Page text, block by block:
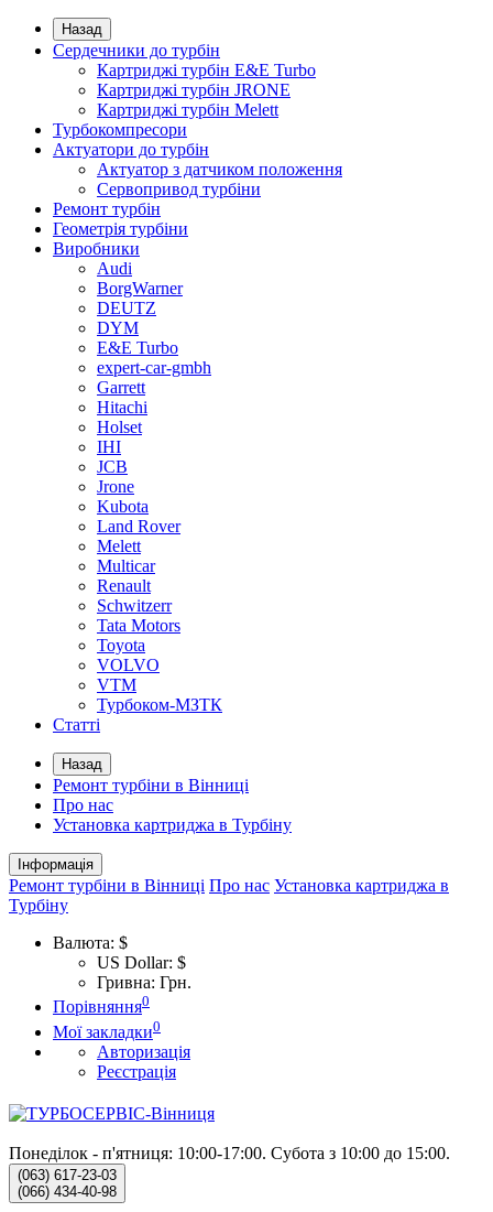
Назад
Сердечники до турбін
Картриджі турбін E&E Turbo
Картриджі турбін JRONE
Картриджі турбін Melett
Турбокомпресори
Актуатори до турбін
Актуатор з датчиком положення
Сервопривод турбіни
Ремонт турбін
Геометрія турбіни
Виробники
Audi
BorgWarner
DEUTZ
DYM
E&E Turbo
expert-car-gmbh
Garrett
Hitachi
Holset
IHI
JCB
Jrone
Kubota
Land Rover
Melett
Multicar
Renault
Schwitzerr
Tata Motors
Toyota
VOLVO
VTM
Турбоком-МЗТК
Статті
Назад
Ремонт турбіни в Вінниці
Про нас
Установка картриджа в Турбіну
Інформація
Ремонт турбіни в Вінниці Про нас Установка картриджа в
Турбіну
Валюта: $
US Dollar: $
Гривна: Грн.
Порівняння0
Мої закладки0
Авторизація
Реєстрація
Понеділок - п'ятниця: 10:00-17:00. Субота з 10:00 до 15:00.
(063) 617-23-03
(066) 434-40-98